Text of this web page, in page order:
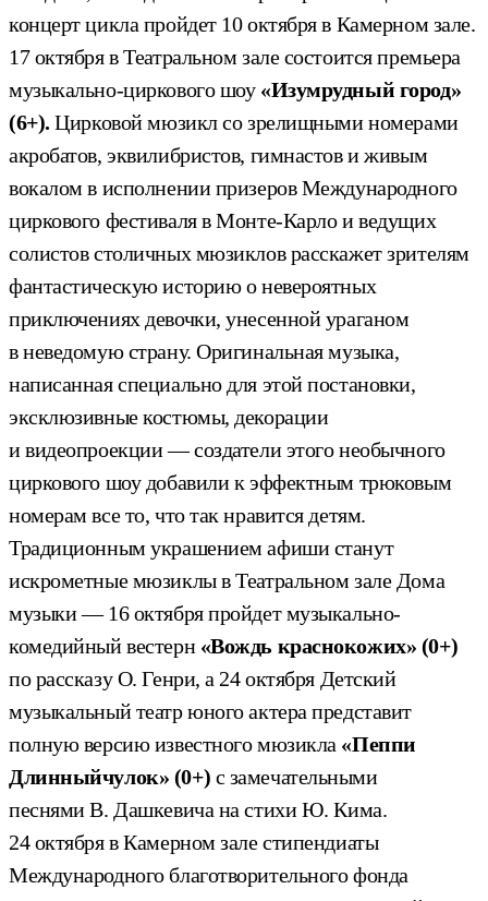
концерт цикла пройдет 10 октября в Камерном зале.
17 октября в Театральном зале состоится премьера
музыкально-циркового шоу «Изумрудный город»
(6+). Цирковой мюзикл со зрелищными номерами
акробатов, эквилибристов, гимнастов и живым
вокалом в исполнении призеров Международного
циркового фестиваля в Монте-Карло и ведущих
солистов столичных мюзиклов расскажет зрителям
фантастическую историю о невероятных
приключениях девочки, унесенной ураганом
в неведомую страну. Оригинальная музыка,
написанная специально для этой постановки,
эксклюзивные костюмы, декорации
и видеопроекции — создатели этого необычного
циркового шоу добавили к эффектным трюковым
номерам все то, что так нравится детям.
Традиционным украшением афиши станут
искрометные мюзиклы в Театральном зале Дома
музыки — 16 октября пройдет музыкально-
комедийный вестерн «Вождь краснокожих» (0+)
по рассказу О. Генри, а 24 октября Детский
музыкальный театр юного актера представит
полную версию известного мюзикла «Пеппи
Длинныйчулок» (0+) с замечательными
песнями В. Дашкевича на стихи Ю. Кима.
24 октября в Камерном зале стипендиаты
Международного благотворительного фонда